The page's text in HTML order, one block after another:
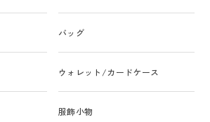
バッグ
ウォレット/カードケース
服飾小物